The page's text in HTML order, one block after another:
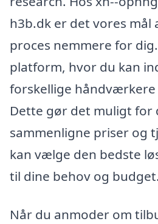
h3b.dk er det vores mål
proces nemmere for
platform, hvor du kan
forskellige
Dette gør det muligt for
sammenligne priser og
kan vælge den bedste
til dine behov og budget.
Når du anmoder om